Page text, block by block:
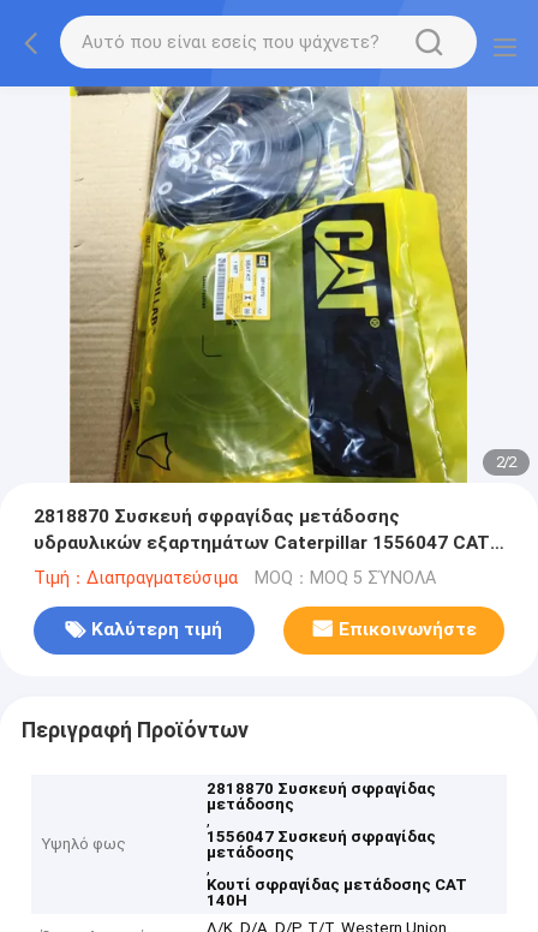
2/2
2818870 Συσκευή σφραγίδας μετάδοσης
υδραυλικών εξαρτημάτων Caterpillar 1556047 CAT
140H
Τιμή：Διαπραγματεύσιμα MOQ：MOQ 5 ΣΎΝΟΛΑ
Καλύτερη τιμή Επικοινωνήστε
Περιγραφή Προϊόντων
Υψηλό φως
2818870 Συσκευή σφραγίδας
μετάδοσης
,
1556047 Συσκευή σφραγίδας
μετάδοσης
,
Κουτί σφραγίδας μετάδοσης CAT
140H
Λ/Κ, D/A, D/P, T/T, Western Union,